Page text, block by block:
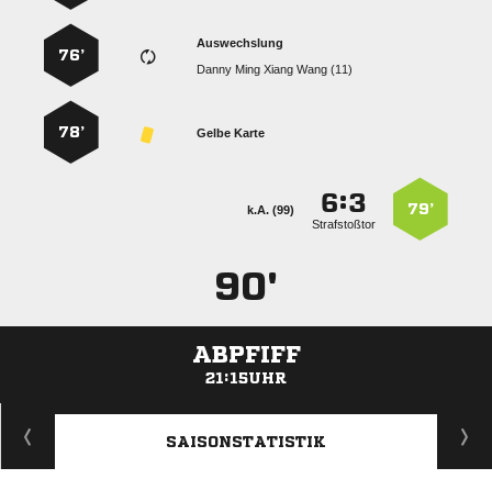
Auswechslung
    
76’
Gelbe Karte
78’
79’
:
Strafstoßtor
k.A. (99)
90'
ABPFIFF
21:15UHR
ANZEIGE
SAISONSTATISTIK